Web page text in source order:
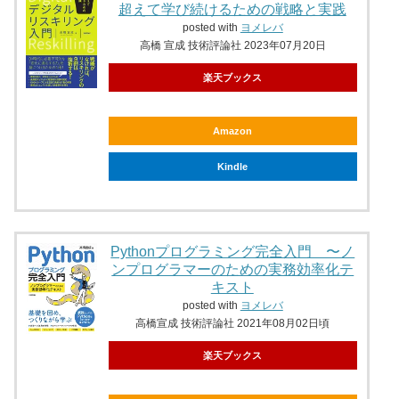
超えて学び続けるための戦略と実践
posted with ヨメレバ
高橋 宣成 技術評論社 2023年07月20日
楽天ブックス
Amazon
Kindle
Pythonプログラミング完全入門 〜ノ
ンプログラマーのための実務効率化テ
キスト
posted with ヨメレバ
高橋宣成 技術評論社 2021年08月02日頃
楽天ブックス